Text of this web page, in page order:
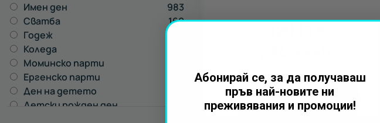
Имен ден
983
Сватба
160
Годеж
Коледа
Моминско парти
Ергенско парти
Ден на детето
Детски рожден ден
КУПИ
Абонирай се, за да получаваш
пръв най-новите ни
преживявания и промоции!